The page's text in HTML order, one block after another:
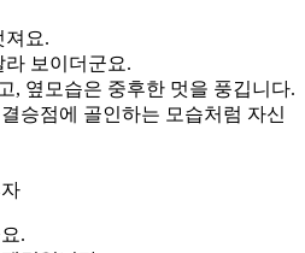
져요.
라 보이더군요.
, 옆모습은 중후한 멋을 풍깁니다.
승점에 골인하는 모습처럼 자신
.